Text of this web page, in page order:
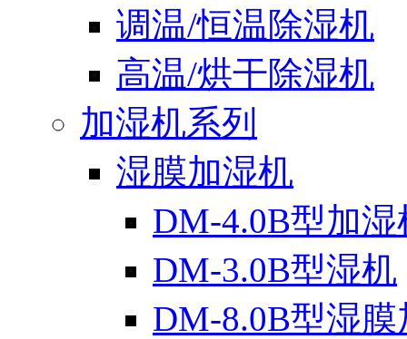
调温/恒温除湿机
高温/烘干除湿机
加湿机系列
湿膜加湿机
DM-4.0B型加湿
DM-3.0B型湿机
DM-8.0B型湿